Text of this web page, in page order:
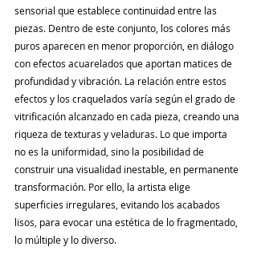
sensorial que establece continuidad entre las
piezas. Dentro de este conjunto, los colores más
puros aparecen en menor proporción, en diálogo
con efectos acuarelados que aportan matices de
profundidad y vibración. La relación entre estos
efectos y los craquelados varía según el grado de
vitrificación alcanzado en cada pieza, creando una
riqueza de texturas y veladuras. Lo que importa
no es la uniformidad, sino la posibilidad de
construir una visualidad inestable, en permanente
transformación. Por ello, la artista elige
superficies irregulares, evitando los acabados
lisos, para evocar una estética de lo fragmentado,
lo múltiple y lo diverso.